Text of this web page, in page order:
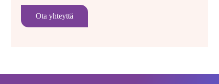
Ota yhteyttä